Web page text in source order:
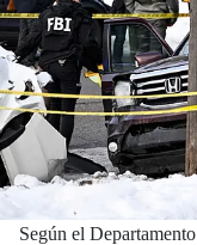
Según el